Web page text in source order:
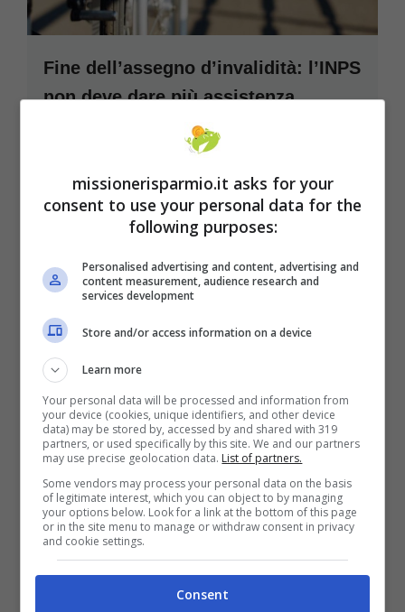
Fine dell’assegno d’invalidità: l’INPS
non deve dare più assistenza,
dicono i giudici. Cosa sta per
L’Inps recepisce le indicazioni della
Cassazione. Le polemiche sono già iniziate:
“Decisione molto grave che ...
23 Ottobre 2021
Articoli recenti
Pensioni, come calcolare i
prossimi aumenti
Rottamazione fiscale,
attenzione al modulo da
usare
Passaporti, come devi
missionerisparmio.it asks for your
consent to use your personal data for the
following purposes:
Personalised advertising and content, advertising and
content measurement, audience research and
services development
Store and/or access information on a device
Learn more
Your personal data will be processed and information from
your device (cookies, unique identifiers, and other device
data) may be stored by, accessed by and shared with 319
partners, or used specifically by this site. We and our partners
may use precise geolocation data. List of partners.
Some vendors may process your personal data on the basis
of legitimate interest, which you can object to by managing
your options below. Look for a link at the bottom of this page
or in the site menu to manage or withdraw consent in privacy
and cookie settings.
Consent